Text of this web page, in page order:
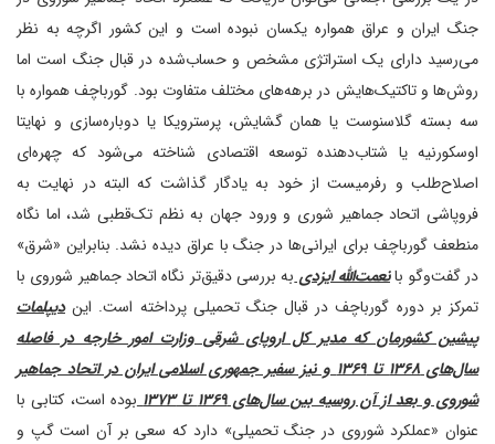
جنگ ایران و عراق همواره یکسان نبوده است و این کشور اگرچه به نظر
می‌رسید دارای یک استراتژی مشخص و حساب‌شده در قبال جنگ است اما
روش‌ها و تاکتیک‌هایش در برهه‌های مختلف متفاوت بود. گورباچف همواره با
سه بسته گلاسنوست یا همان گشایش، پرسترویکا یا دوباره‌سازی و نهایتا
اوسکورنیه یا شتاب‌دهنده توسعه اقتصادی شناخته می‌شود که چهره‌ای
اصلاح‌طلب و رفرمیست از خود به یادگار گذاشت که البته در نهایت به
فروپاشی اتحاد جماهیر شوری و ورود جهان به نظم تک‌قطبی شد، اما نگاه
منطعف گورباچف برای ایرانی‌ها در جنگ با عراق دیده نشد. بنابراین «شرق»
در گفت‌وگو بانعمت‌الله ایزدیبه بررسی دقیق‌تر نگاه اتحاد جماهیر شوروی با
تمرکز بر دوره گورباچف در قبال جنگ تحمیلی پرداخته است. ایندیپلمات
پیشین کشورمان که مدیر کل اروپای شرقی وزارت امور خارجه در فاصله
سال‌های ۱۳۶۸ تا ۱۳۶۹ و نیز سفیر جمهوری اسلامی ایران در اتحاد جماهیر
شوروی و بعد از آن روسیه بین سال‌های ۱۳۶۹ تا ۱۳۷۳
بوده است، کتابی با
عنوان «عملکرد شوروی در جنگ تحمیلی» دارد که سعی بر آن است گپ و